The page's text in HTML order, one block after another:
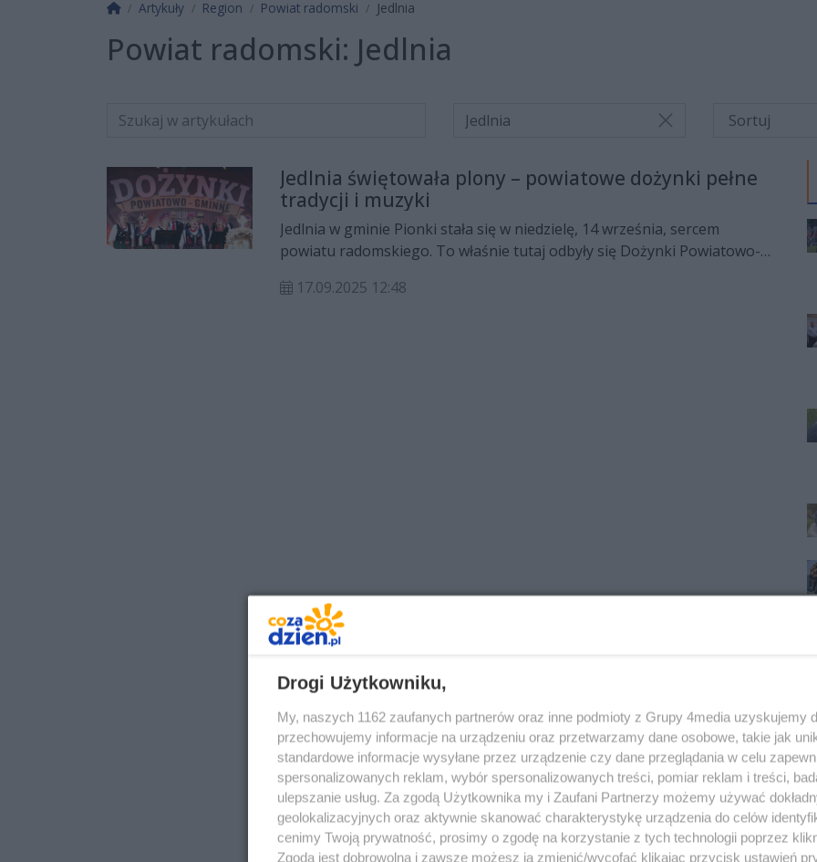
Strona główna
Artykuły Region Powiat radomski Jedlnia
Powiat radomski: Jedlnia
Jedlnia
Jedlnia świętowała plony – powiatowe dożynki pełne
tradycji i muzyki
Jedlnia w gminie Pionki stała się w niedzielę, 14 września, sercem
powiatu radomskiego. To właśnie tutaj odbyły się Dożynki Powiatowo-
całego regionu. Była to okazja do wspólnego dziękczynienia za plony,
17.09.2025 12:48
Drogi Użytkowniku,
My, naszych 1162 zaufanych partnerów oraz inne podmioty z Grupy 4media uzyskujemy
przechowujemy informacje na urządzeniu oraz przetwarzamy dane osobowe, takie jak
standardowe informacje wysyłane przez urządzenie czy dane przeglądania w celu
spersonalizowanych reklam, wybór spersonalizowanych treści, pomiar reklam i treści,
ulepszanie usług. Za zgodą Użytkownika my i Zaufani Partnerzy możemy używać
geolokalizacyjnych oraz aktywnie skanować charakterystykę urządzenia do celów
cenimy Twoją prywatność, prosimy o zgodę na korzystanie z tych technologii poprzez
Zgoda jest dobrowolna i zawsze możesz ją zmienić/wycofać klikając przycisk ustawień